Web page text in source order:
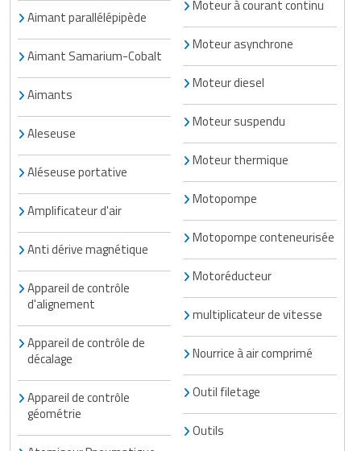
Ustensile cuisine professionnel
Vêtements personnalisés
Vitrines pour magasin
Traitement de l'air
Traitement des eaux
Trancheuse professionnelle
Transformateur électrique
Tubes et profilés
Tuyau flexible
Tuyau galvanisé
Tuyau renforcé
Ventilateurs et aération d'atelier
Tapis de bureau
Tapis et caillebotis
Traitement des surfaces
Traitement du linge
Vestiaires et casiers
Equipements de football
Equipements de karting
Equipements pour patinage
Equipements pour roller
Equipements pour skateboard
Equipements pour stade et terrain
sportif
Jeu gymnique
Loisirs
Matériel de fitness
Matériel de musculation
Vêtement sportif
Pétrin professionnel
Piano de cuisson
Plats et plateaux
Pompes à sauce
Portes commandes restaurant
Présentoir pour restaurant
Réchaud professionnel
Réfrigérateur professionnel
Restauration foraine
Robinetterie professionnelle
Rôtisserie professionnelle
Sautause professionnelle
Aimant parallélépipède
Aimant Samarium-Cobalt
Aimants
Aleseuse
Aléseuse portative
Amplificateur d'air
Anti dérive magnétique
Appareil de contrôle
d'alignement
Appareil de contrôle de
décalage
Appareil de contrôle
géométrie
Moteur à courant continu
Moteur asynchrone
Moteur diesel
Moteur suspendu
Moteur thermique
Motopompe
Motopompe conteneurisée
Motoréducteur
multiplicateur de vitesse
Nourrice à air comprimé
Outil filetage
Outils